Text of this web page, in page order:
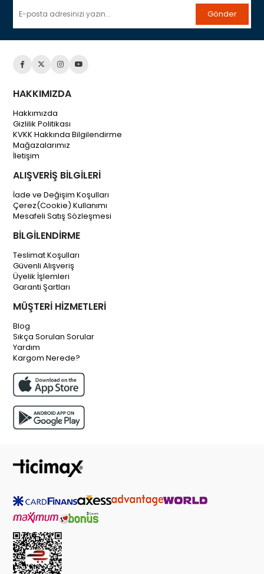
Gönder
HAKKIMIZDA
Hakkımızda
Gizlilik Politikası
KVKK Hakkında Bilgilendirme
Mağazalarımız
İletişim
ALIŞVERİŞ BİLGİLERİ
İade ve Değişim Koşulları
Çerez(Cookie) Kullanımı
Mesafeli Satış Sözleşmesi
BİLGİLENDİRME
Teslimat Koşulları
Güvenli Alışveriş
Üyelik İşlemleri
Garanti Şartları
MÜŞTERİ HİZMETLERİ
Blog
Sıkça Sorulan Sorular
Yardım
Kargom Nerede?